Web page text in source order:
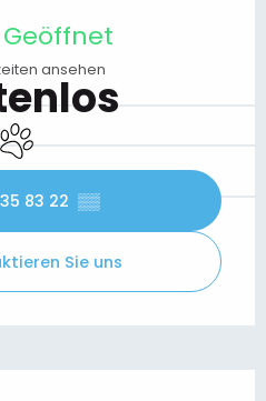
ansehen
Tiere erlaubt
83 22 ▒▒
Sie uns